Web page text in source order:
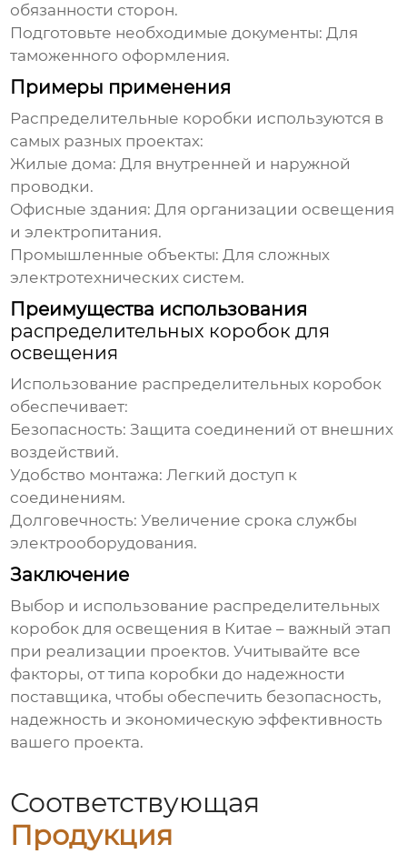
обязанности сторон.
Подготовьте необходимые документы: Для
таможенного оформления.
Примеры применения
Распределительные коробки используются в
самых разных проектах:
Жилые дома: Для внутренней и наружной
проводки.
Офисные здания: Для организации освещения
и электропитания.
Промышленные объекты: Для сложных
электротехнических систем.
Преимущества использования
распределительных коробок для
освещения
Использование распределительных коробок
обеспечивает:
Безопасность: Защита соединений от внешних
воздействий.
Удобство монтажа: Легкий доступ к
соединениям.
Долговечность: Увеличение срока службы
электрооборудования.
Заключение
Выбор и использование распределительных
коробок для освещения в Китае – важный этап
при реализации проектов. Учитывайте все
факторы, от типа коробки до надежности
поставщика, чтобы обеспечить безопасность,
надежность и экономическую эффективность
вашего проекта.
Соответствующая
Продукция